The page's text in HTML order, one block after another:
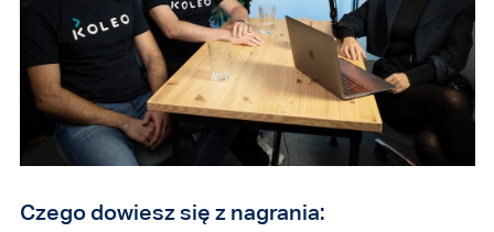
Czego dowiesz się z nagrania: